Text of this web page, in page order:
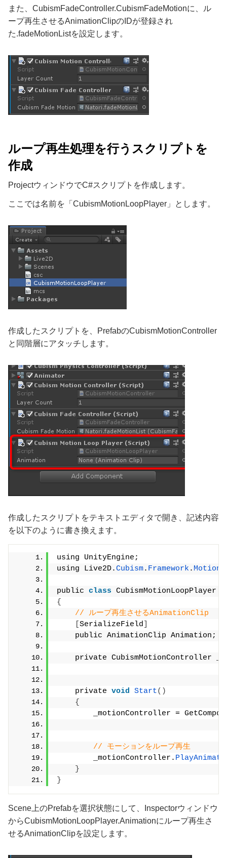
また、CubismFadeController.CubismFadeMotionに、ル
ープ再生させるAnimationClipのIDが登録され
た.fadeMotionListを設定します。
ループ再生処理を行うスクリプトを
作成
ProjectウィンドウでC#スクリプトを作成します。
ここでは名前を「CubismMotionLoopPlayer」とします。
作成したスクリプトを、PrefabのCubismMotionController
と同階層にアタッチします。
作成したスクリプトをテキストエディタで開き、記述内容
を以下のように書き換えます。
using UnityEngine;
using Live2D.Cubism. Framework . Motion
public class CubismMotionLoopPlayer
{
// ループ再生させるAnimationClip
SerializeField
    public AnimationClip Animation;
private CubismMotionController
    private
void Start()
{
_motionController =
// モーションをループ再生
        _motionController.
}
}
Scene上のPrefabを選択状態にして、Inspectorウィンドウ
からCubismMotionLoopPlayer.Animationにループ再生さ
せるAnimationClipを設定します。